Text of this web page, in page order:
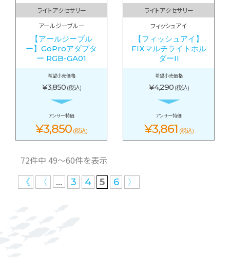
ライトアクセサリー
アールジーブルー
【アールジーブル
ー】GoProアダプタ
ー RGB-GA01
希望小売価格
¥3,850 (税込)
アンサー特価
¥3,850 (税込)
ライトアクセサリー
フィッシュアイ
【フィッシュアイ】
FIXマルチライトホル
ダーII
希望小売価格
¥4,290 (税込)
アンサー特価
¥3,861 (税込)
72件中 49〜60件を表示
《 〈 ... 3 4 5 6 〉